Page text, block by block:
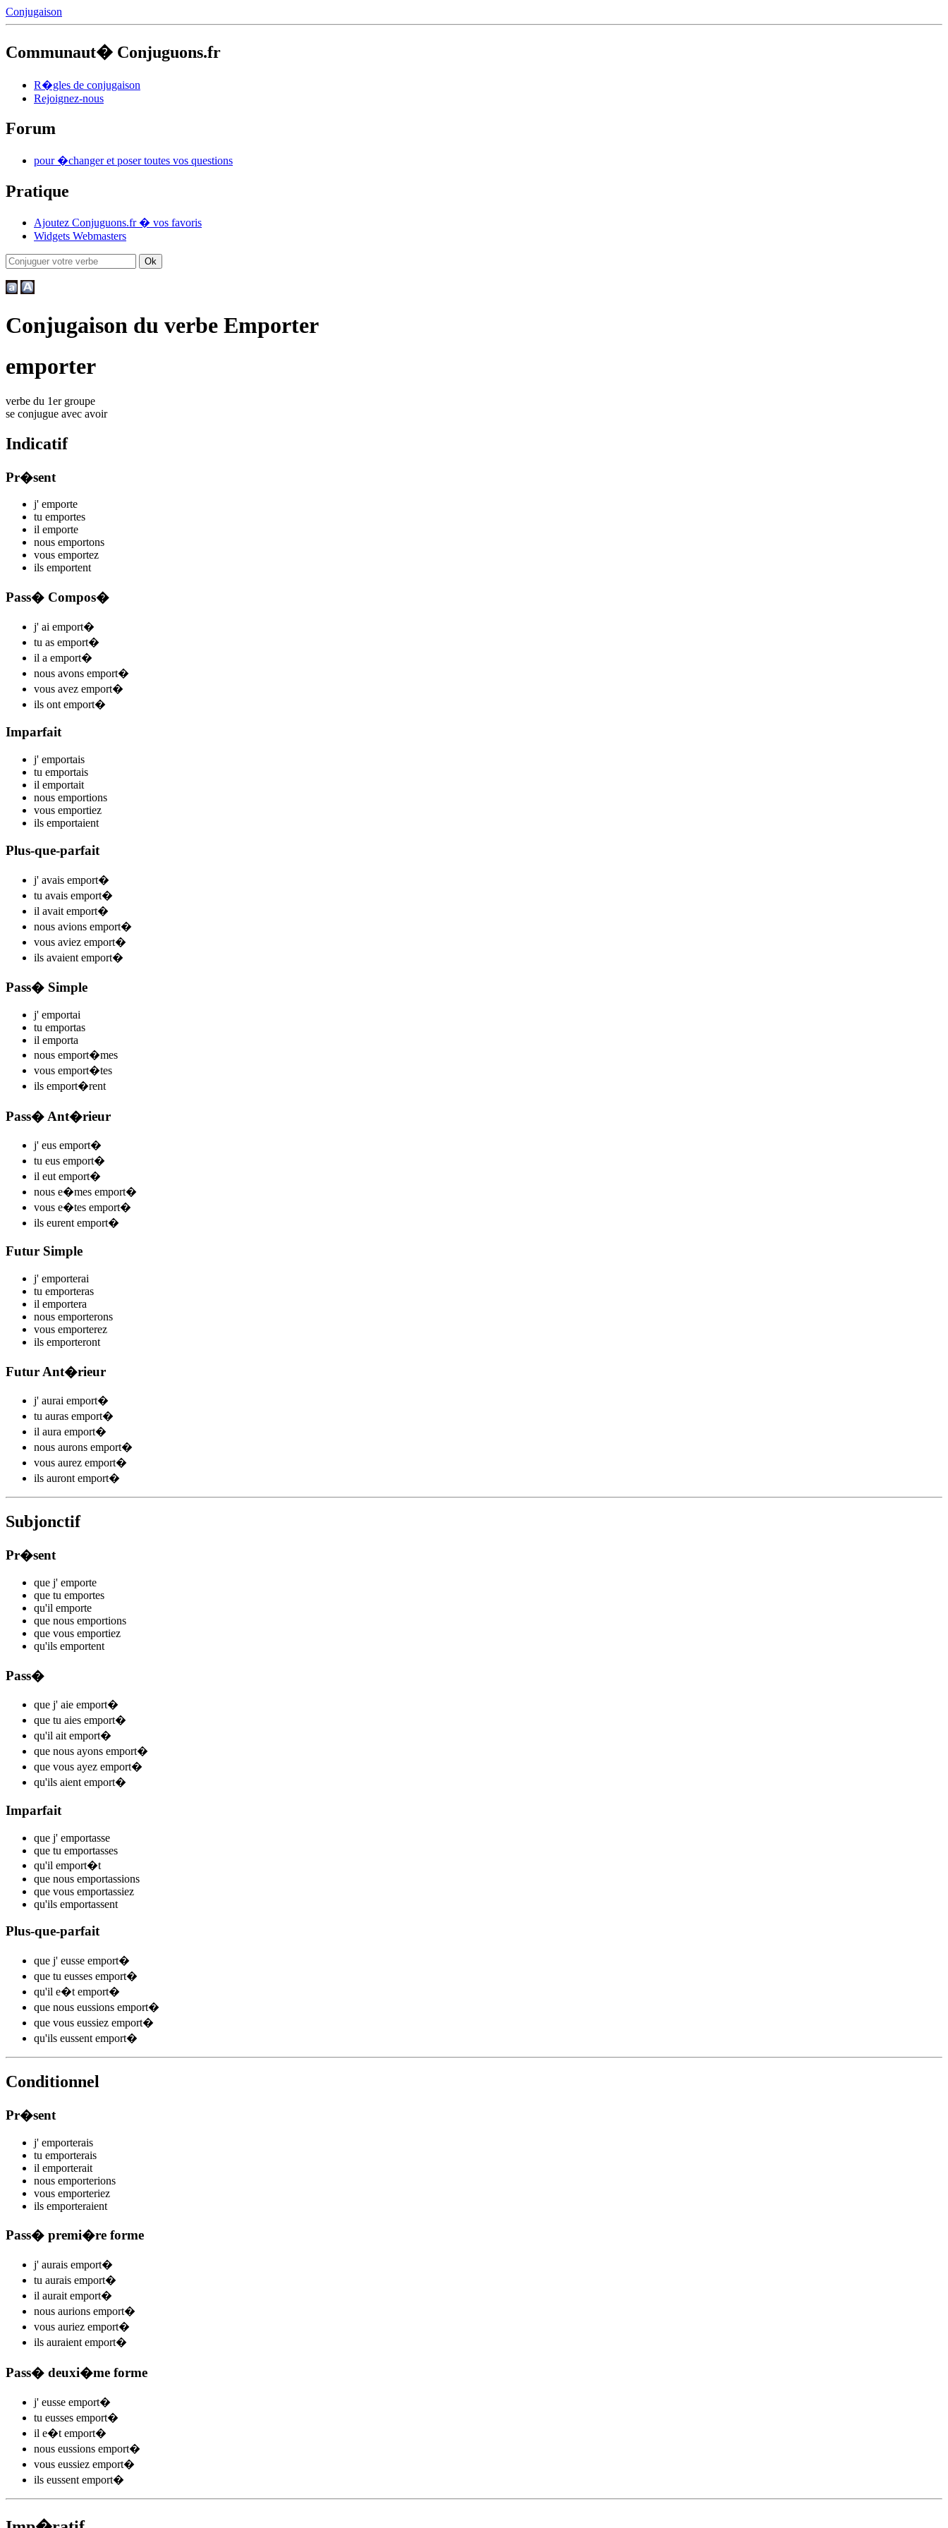
Conjugaison
Communaut� Conjuguons.fr
R�gles de conjugaison
Rejoignez-nous
Forum
pour �changer et poser toutes vos questions
Pratique
Ajoutez Conjuguons.fr � vos favoris
Widgets Webmasters
Conjugaison du verbe Emporter
emporter
verbe du 1er groupe
se conjugue avec avoir
Indicatif
Pr�sent
j' emporte
tu emportes
il emporte
nous emportons
vous emportez
ils emportent
Pass� Compos�
j' ai emport�
tu as emport�
il a emport�
nous avons emport�
vous avez emport�
ils ont emport�
Imparfait
j' emportais
tu emportais
il emportait
nous emportions
vous emportiez
ils emportaient
Plus-que-parfait
j' avais emport�
tu avais emport�
il avait emport�
nous avions emport�
vous aviez emport�
ils avaient emport�
Pass� Simple
j' emportai
tu emportas
il emporta
nous emport�mes
vous emport�tes
ils emport�rent
Pass� Ant�rieur
j' eus emport�
tu eus emport�
il eut emport�
nous e�mes emport�
vous e�tes emport�
ils eurent emport�
Futur Simple
j' emporterai
tu emporteras
il emportera
nous emporterons
vous emporterez
ils emporteront
Futur Ant�rieur
j' aurai emport�
tu auras emport�
il aura emport�
nous aurons emport�
vous aurez emport�
ils auront emport�
Subjonctif
Pr�sent
que j' emporte
que tu emportes
qu'il emporte
que nous emportions
que vous emportiez
qu'ils emportent
Pass�
que j' aie emport�
que tu aies emport�
qu'il ait emport�
que nous ayons emport�
que vous ayez emport�
qu'ils aient emport�
Imparfait
que j' emportasse
que tu emportasses
qu'il emport�t
que nous emportassions
que vous emportassiez
qu'ils emportassent
Plus-que-parfait
que j' eusse emport�
que tu eusses emport�
qu'il e�t emport�
que nous eussions emport�
que vous eussiez emport�
qu'ils eussent emport�
Conditionnel
Pr�sent
j' emporterais
tu emporterais
il emporterait
nous emporterions
vous emporteriez
ils emporteraient
Pass� premi�re forme
j' aurais emport�
tu aurais emport�
il aurait emport�
nous aurions emport�
vous auriez emport�
ils auraient emport�
Pass� deuxi�me forme
j' eusse emport�
tu eusses emport�
il e�t emport�
nous eussions emport�
vous eussiez emport�
ils eussent emport�